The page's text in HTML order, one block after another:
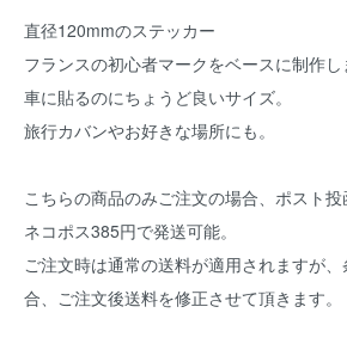
直径120mmのステッカー
フランスの初心者マークをベースに制作し
車に貼るのにちょうど良いサイズ。
旅行カバンやお好きな場所にも。
こちらの商品のみご注文の場合、ポスト
ネコポス385円で発送可能。
ご注文時は通常の送料が適用されますが
合、ご注文後送料を修正させて頂きます。